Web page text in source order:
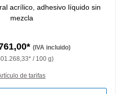
acrílico, adhesivo líquido sin
mezcla
(IVA incluido)
/ 100 g)
de tarifas